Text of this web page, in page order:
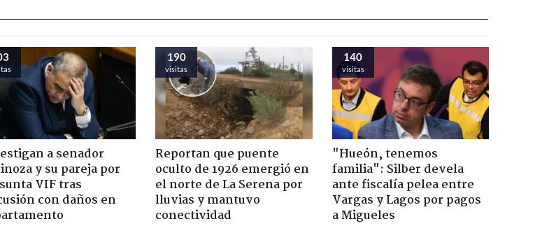
a senador
y su pareja por
VIF tras
con daños en
190
visitas
Reportan que puente
oculto de 1926 emergió en
el norte de La Serena por
lluvias y mantuvo
conectividad
140
visitas
"Hueón, tenemos
familia": Silber devela
ante fiscalía pelea entre
Vargas y Lagos por pagos
a Migueles